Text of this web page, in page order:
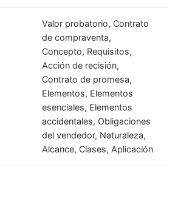
Valor probatorio, Contrato
de compraventa,
Concepto, Requisitos,
Acción de recisión,
Contrato de promesa,
Elementos, Elementos
esenciales, Elementos
accidentales, Obligaciones
del vendedor, Naturaleza,
Alcance, Clases, Aplicación